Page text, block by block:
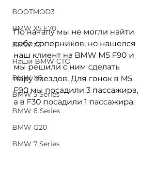
BOOTMOD3
BMW X5 E70
BMW X3
Наши BMW СТО
BMW X6
BMW 5 Series
BMW 6 Series
BMW G20
BMW 7 Series
По началу мы не могли найти
себе соперников, но нашелся
наш клиент на BMW M5 F90 и
мы решили с ним сделать
пару заездов. Для гонок в M5
F90 мы посадили 3 пассажира,
а в F30 посадили 1 пассажира.